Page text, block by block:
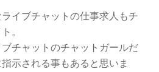
イブチャットの仕事求人もチ
。
チャットのチャットガールだ
示される事もあると思いま